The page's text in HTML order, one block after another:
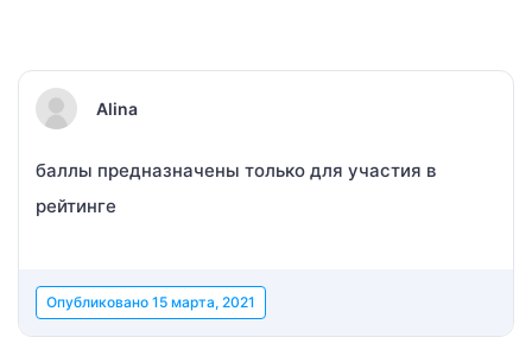
Alina
баллы предназначены только для участия в
рейтинге
Опубликовано 15 марта, 2021